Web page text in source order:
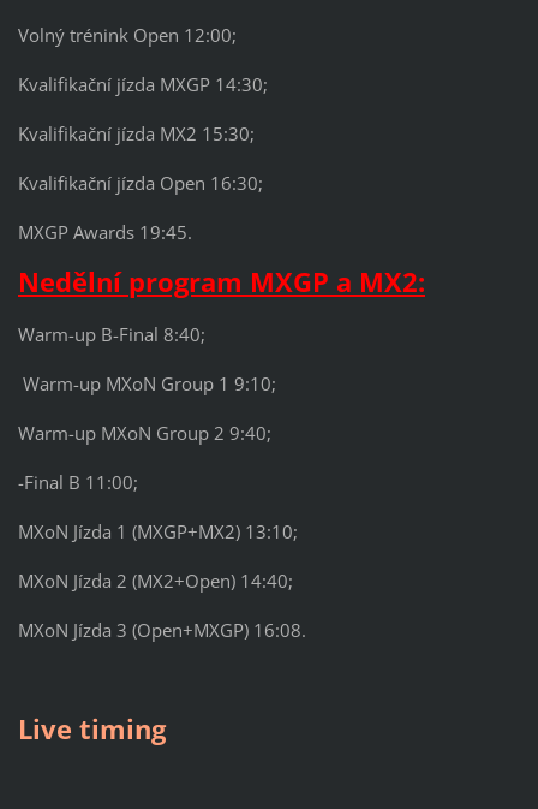
Volný trénink Open 12:00;
Kvalifikační jízda MXGP 14:30;
Kvalifikační jízda MX2 15:30;
Kvalifikační jízda Open 16:30;
MXGP Awards 19:45.
Nedělní program MXGP a MX2:
Warm-up B-Final 8:40;
Warm-up MXoN Group 1 9:10;
Warm-up MXoN Group 2 9:40;
-Final B 11:00;
MXoN Jízda 1 (MXGP+MX2) 13:10;
MXoN Jízda 2 (MX2+Open) 14:40;
MXoN Jízda 3 (Open+MXGP) 16:08.
Live timing